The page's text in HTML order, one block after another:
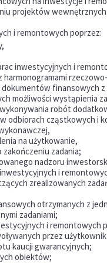
projektów
i remontowych poprzez:
inwestycyjnych i
dokumentów finansowych
możliwości wystąpienia
robót
odbiorach cząstkowych i
na użytkowanie,
zadania;
nadzoru
i
zrealizowanych
otrzymanych z
zadaniami;
i remontowych
przez
kaucji gwarancyjnych;
obiektów;